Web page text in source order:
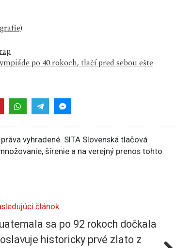
po 40 rokoch, tlačí pred sebou ešte
vyhradené. SITA Slovenská tlačová
šírenie a na verejný prenos tohto
článok
sa po 92 rokoch dočkala
historicky prvé zlato z